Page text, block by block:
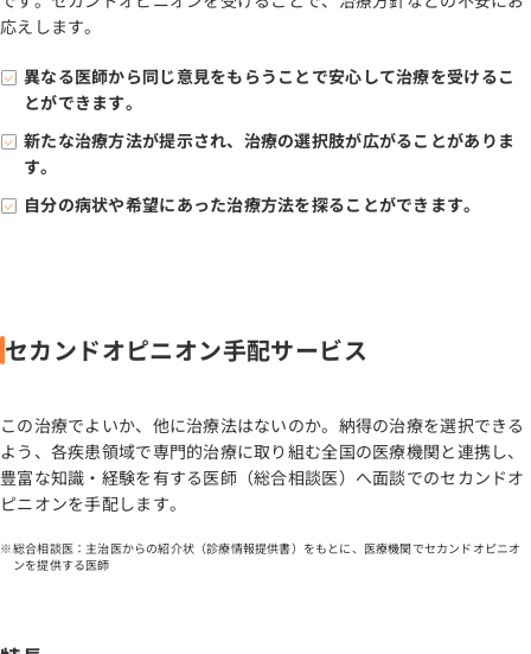
応えします。
異なる医師から同じ意見をもらうことで安心して治療を受けるこ
とができます。
新たな治療方法が提示され、治療の選択肢が広がることがありま
す。
自分の病状や希望にあった治療方法を探ることができます。
セカンドオピニオン手配サービス
この治療でよいか、他に治療法はないのか。納得の治療を選択できる
よう、各疾患領域で専門的治療に取り組む全国の医療機関と連携し、
豊富な知識・経験を有する医師（総合相談医）へ面談でのセカンドオ
ピニオンを手配します。
総合相談医：主治医からの紹介状（診療情報提供書）をもとに、医療機関でセカンドオピニオ
ンを提供する医師